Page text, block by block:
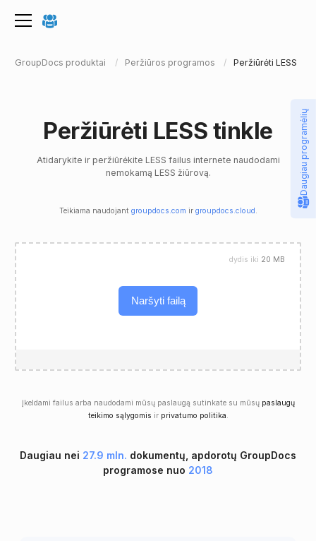
GroupDocs produktai Peržiūros programos Peržiūrėti LESS
Peržiūrėti LESS tinkle
Atidarykite ir peržiūrėkite LESS failus internete naudodami
nemokamą LESS žiūrovą.
Teikiama naudojant groupdocs.com ir groupdocs.cloud .
Naršyti failą
dydis iki 20 MB
Įkeldami failus arba naudodami mūsų paslaugą sutinkate su mūsų paslaugų
teikimo sąlygomis ir privatumo politika.
Daugiau nei 27.9 mln. dokumentų, apdorotų GroupDocs
programose nuo 2018
Daugiau programėlių